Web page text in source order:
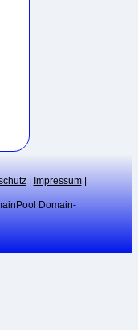
| Impressum|
Domain-